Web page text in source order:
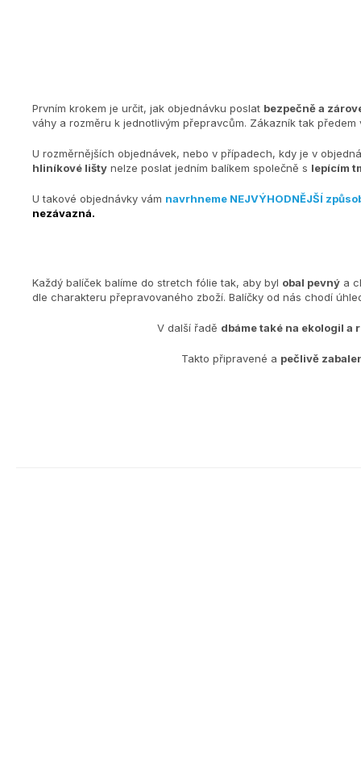
Prvním krokem je určit, jak objednávku poslat bezpečně a
váhy a rozměru k jednotlivým přepravcům. Zákazník tak
U rozměrnějších objednávek, nebo v případech, kdy je v
hliníkové lišty nelze poslat jedním balíkem společně s lepícím
U takové objednávky vám navrhneme NEJVÝHODNĚJŠÍ
nezávazná.
Každý balíček balíme do stretch fólie tak, aby byl obal pevný a
dle charakteru přepravovaného zboží. Balíčky od nás chodí
V další řadě dbáme také na ekologiI a
Takto připravené a pečlivě